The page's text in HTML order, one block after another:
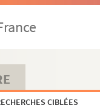
CIBLÉES
IV »
Paris, 1735, since
recettes, etc.